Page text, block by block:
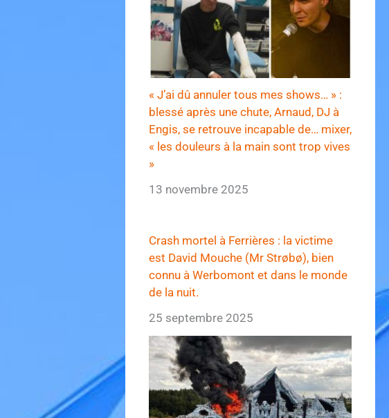
« J’ai dû annuler tous mes shows… » :
blessé après une chute, Arnaud, DJ à
Engis, se retrouve incapable de… mixer,
« les douleurs à la main sont trop vives
»
13 novembre 2025
Crash mortel à Ferrières : la victime
est David Mouche (Mr Strøbø), bien
connu à Werbomont et dans le monde
de la nuit.
25 septembre 2025